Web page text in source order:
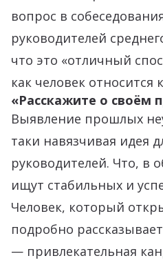
вопрос в
руководителей
что это «отличный
как человек относится
«Расскажите о своём
Выявление прошлых
таки навязчивая идея
руководителей. Что, в
ищут стабильных и
Человек, который
подробно
— привлекательная